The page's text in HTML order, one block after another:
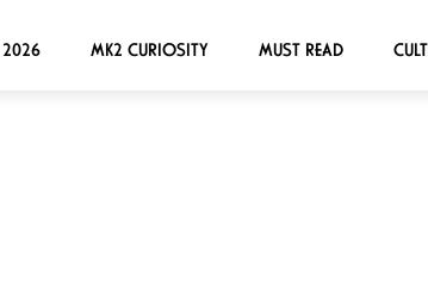
2026 MK2 CURIOSITY MUST READ